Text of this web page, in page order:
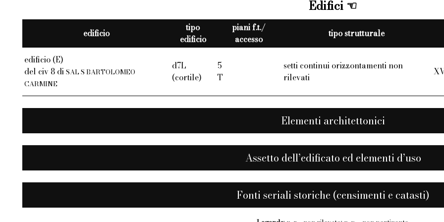
Edifici
edificio
tipo
edificio
piani f.t./
accesso
tipo strutturale
edificio (E)
del civ 8 di SAL S BARTOLOMEO
CARMINE
d7L
(cortile)
5
T
setti continui orizzontamenti non
rilevati
Elementi architettonici
Assetto dell’edificato ed elementi d’uso
Fonti seriali storiche (censimenti e catasti)